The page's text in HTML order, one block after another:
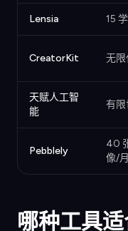
Lensia 15
CreatorKit 无限
天赋人工智
能
有
Pebblely
40
像/月
哪种工具